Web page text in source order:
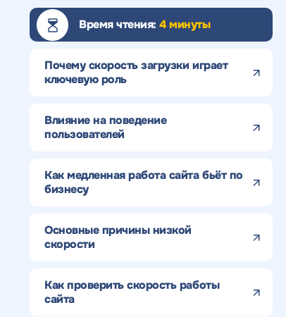
Время чтения:4 минуты
Почему скорость загрузки играет
ключевую роль
Влияние на поведение
пользователей
Как медленная работа сайта бьёт по
бизнесу
Основные причины низкой
скорости
Как проверить скорость работы
сайта